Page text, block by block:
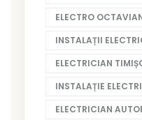
ELECTRO
INSTALAȚII
ELECTRICIAN
INSTALAȚIE
ELECTRICIAN